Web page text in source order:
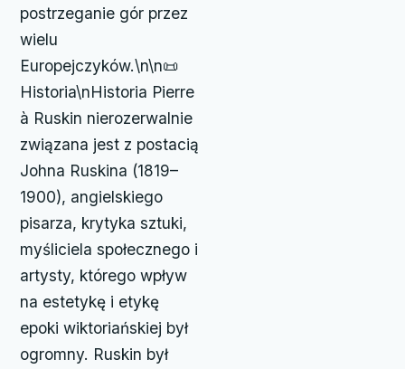
postrzeganie gór przez
wielu
Europejczyków.\n\n📜
Historia\nHistoria Pierre
à Ruskin nierozerwalnie
związana jest z postacią
Johna Ruskina (1819–
1900), angielskiego
pisarza, krytyka sztuki,
myśliciela społecznego i
artysty, którego wpływ
na estetykę i etykę
epoki wiktoriańskiej był
ogromny. Ruskin był